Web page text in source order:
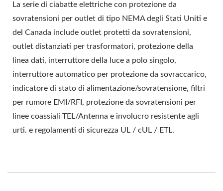
La serie di ciabatte elettriche con protezione da
sovratensioni per outlet di tipo NEMA degli Stati Uniti e
del Canada include outlet protetti da sovratensioni,
outlet distanziati per trasformatori, protezione della
linea dati, interruttore della luce a polo singolo,
interruttore automatico per protezione da sovraccarico,
indicatore di stato di alimentazione/sovratensione, filtri
per rumore EMI/RFI, protezione da sovratensioni per
linee coassiali TEL/Antenna e involucro resistente agli
urti. e regolamenti di sicurezza UL / cUL / ETL.